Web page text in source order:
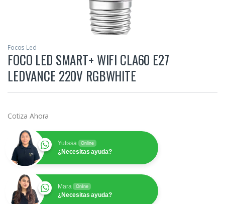
Focos Led
FOCO LED SMART+ WIFI CLA60 E27
LEDVANCE 220V RGBWHITE
Cotiza Ahora
Yulissa Online
¿Necesitas ayuda?
Mara Online
¿Necesitas ayuda?